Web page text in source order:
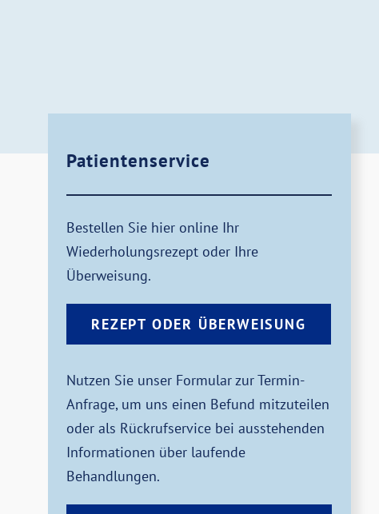
Patientenservice
Bestellen Sie hier online Ihr
Wiederholungsrezept oder Ihre
Überweisung.
REZEPT ODER ÜBERWEISUNG
Nutzen Sie unser Formular zur Termin-
Anfrage, um uns einen Befund mitzuteilen
oder als Rückrufservice bei ausstehenden
Informationen über laufende
Behandlungen.